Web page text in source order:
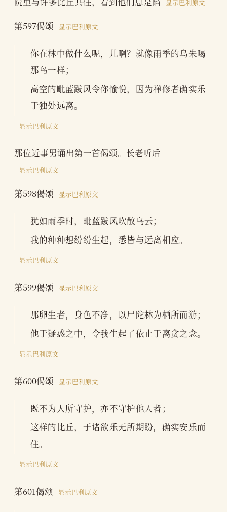
显示巴利原文
第597偈颂 显示巴利原文
你在林中做什么呢，儿啊？就像雨季的乌朱喝
那鸟一样；
高空的毗蓝跋风令你愉悦，因为禅修者确实乐
于独处远离。
显示巴利原文
那位近事男诵出第一首偈颂。长老听后——
显示巴利原文
第598偈颂 显示巴利原文
犹如雨季时，毗蓝跋风吹散乌云；
我的种种想纷纷生起，悉皆与远离相应。
显示巴利原文
第599偈颂 显示巴利原文
那卵生者，身色不净，以尸陀林为栖所而游；
他于疑惑之中，令我生起了依止于离贪之念。
显示巴利原文
第600偈颂 显示巴利原文
既不为人所守护，亦不守护他人者；
这样的比丘，于诸欲乐无所期盼，确实安乐而
住。
显示巴利原文
第601偈颂 显示巴利原文